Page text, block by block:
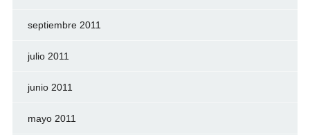
septiembre 2011
julio 2011
junio 2011
mayo 2011